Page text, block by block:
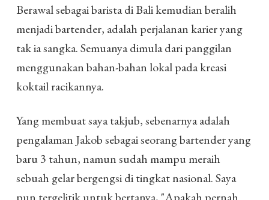
Berawal sebagai barista di Bali kemudian beralih
menjadi bartender, adalah perjalanan karier yang
tak ia sangka. Semuanya dimula dari panggilan
menggunakan bahan-bahan lokal pada kreasi
koktail racikannya.
Yang membuat saya takjub, sebenarnya adalah
pengalaman Jakob sebagai seorang bartender yang
baru 3 tahun, namun sudah mampu meraih
sebuah gelar bergengsi di tingkat nasional. Saya